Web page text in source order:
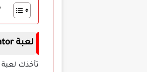
لعبة PUBG Crate Simulator مهكرة